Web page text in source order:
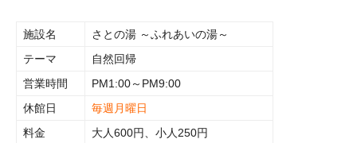
施設名
さとの湯 ～ふれあいの湯～
テーマ
自然回帰
営業時間
PM1:00～PM9:00
休館日
毎週月曜日
料金
大人600円、小人250円